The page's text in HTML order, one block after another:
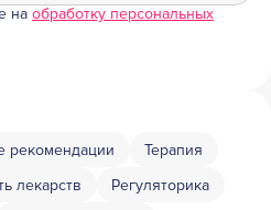
на обработку персональных
рекомендации
Терапия
лекарств
Регуляторика